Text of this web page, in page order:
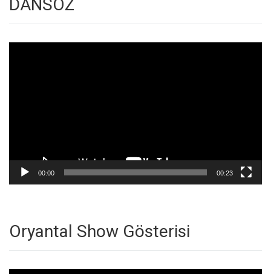
DANSÖZ
00:00 00:23
Oryantal Show Gösterisi